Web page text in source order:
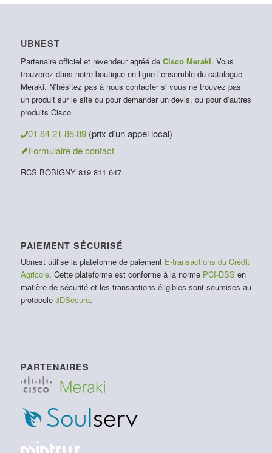
UBNEST
Partenaire officiel et revendeur agréé de Cisco Meraki. Vous
trouverez dans notre boutique en ligne l’ensemble du catalogue
Meraki. N’hésitez pas à nous contacter si vous ne trouvez pas
un produit sur le site ou pour demander un devis, ou pour d’autres
produits Cisco.
01 84 21 85 89 (prix d’un appel local)
Formulaire de contact
RCS BOBIGNY 819 811 647
PAIEMENT SÉCURISÉ
Ubnest utilise la plateforme de paiement E-transactions du Crédit
Agricole. Cette plateforme est conforme à la norme PCI-DSS en
matière de sécurité et les transactions éligibles sont soumises au
protocole 3DSecure.
PARTENAIRES